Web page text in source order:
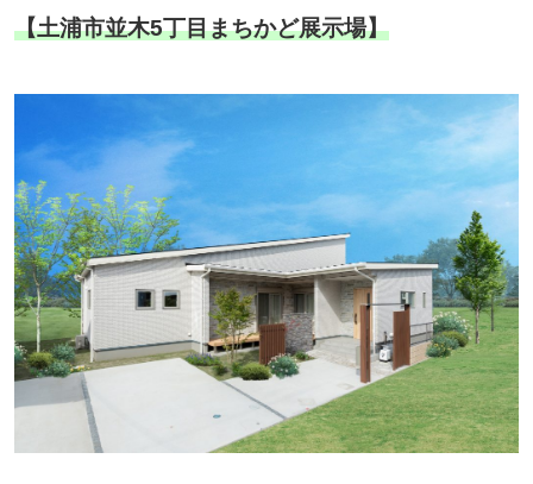
【土浦市並木5丁目まちかど展示場】